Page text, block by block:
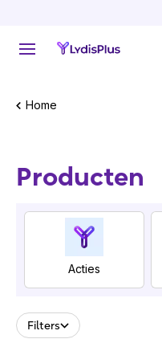
Home
Producten
Acties
Filters